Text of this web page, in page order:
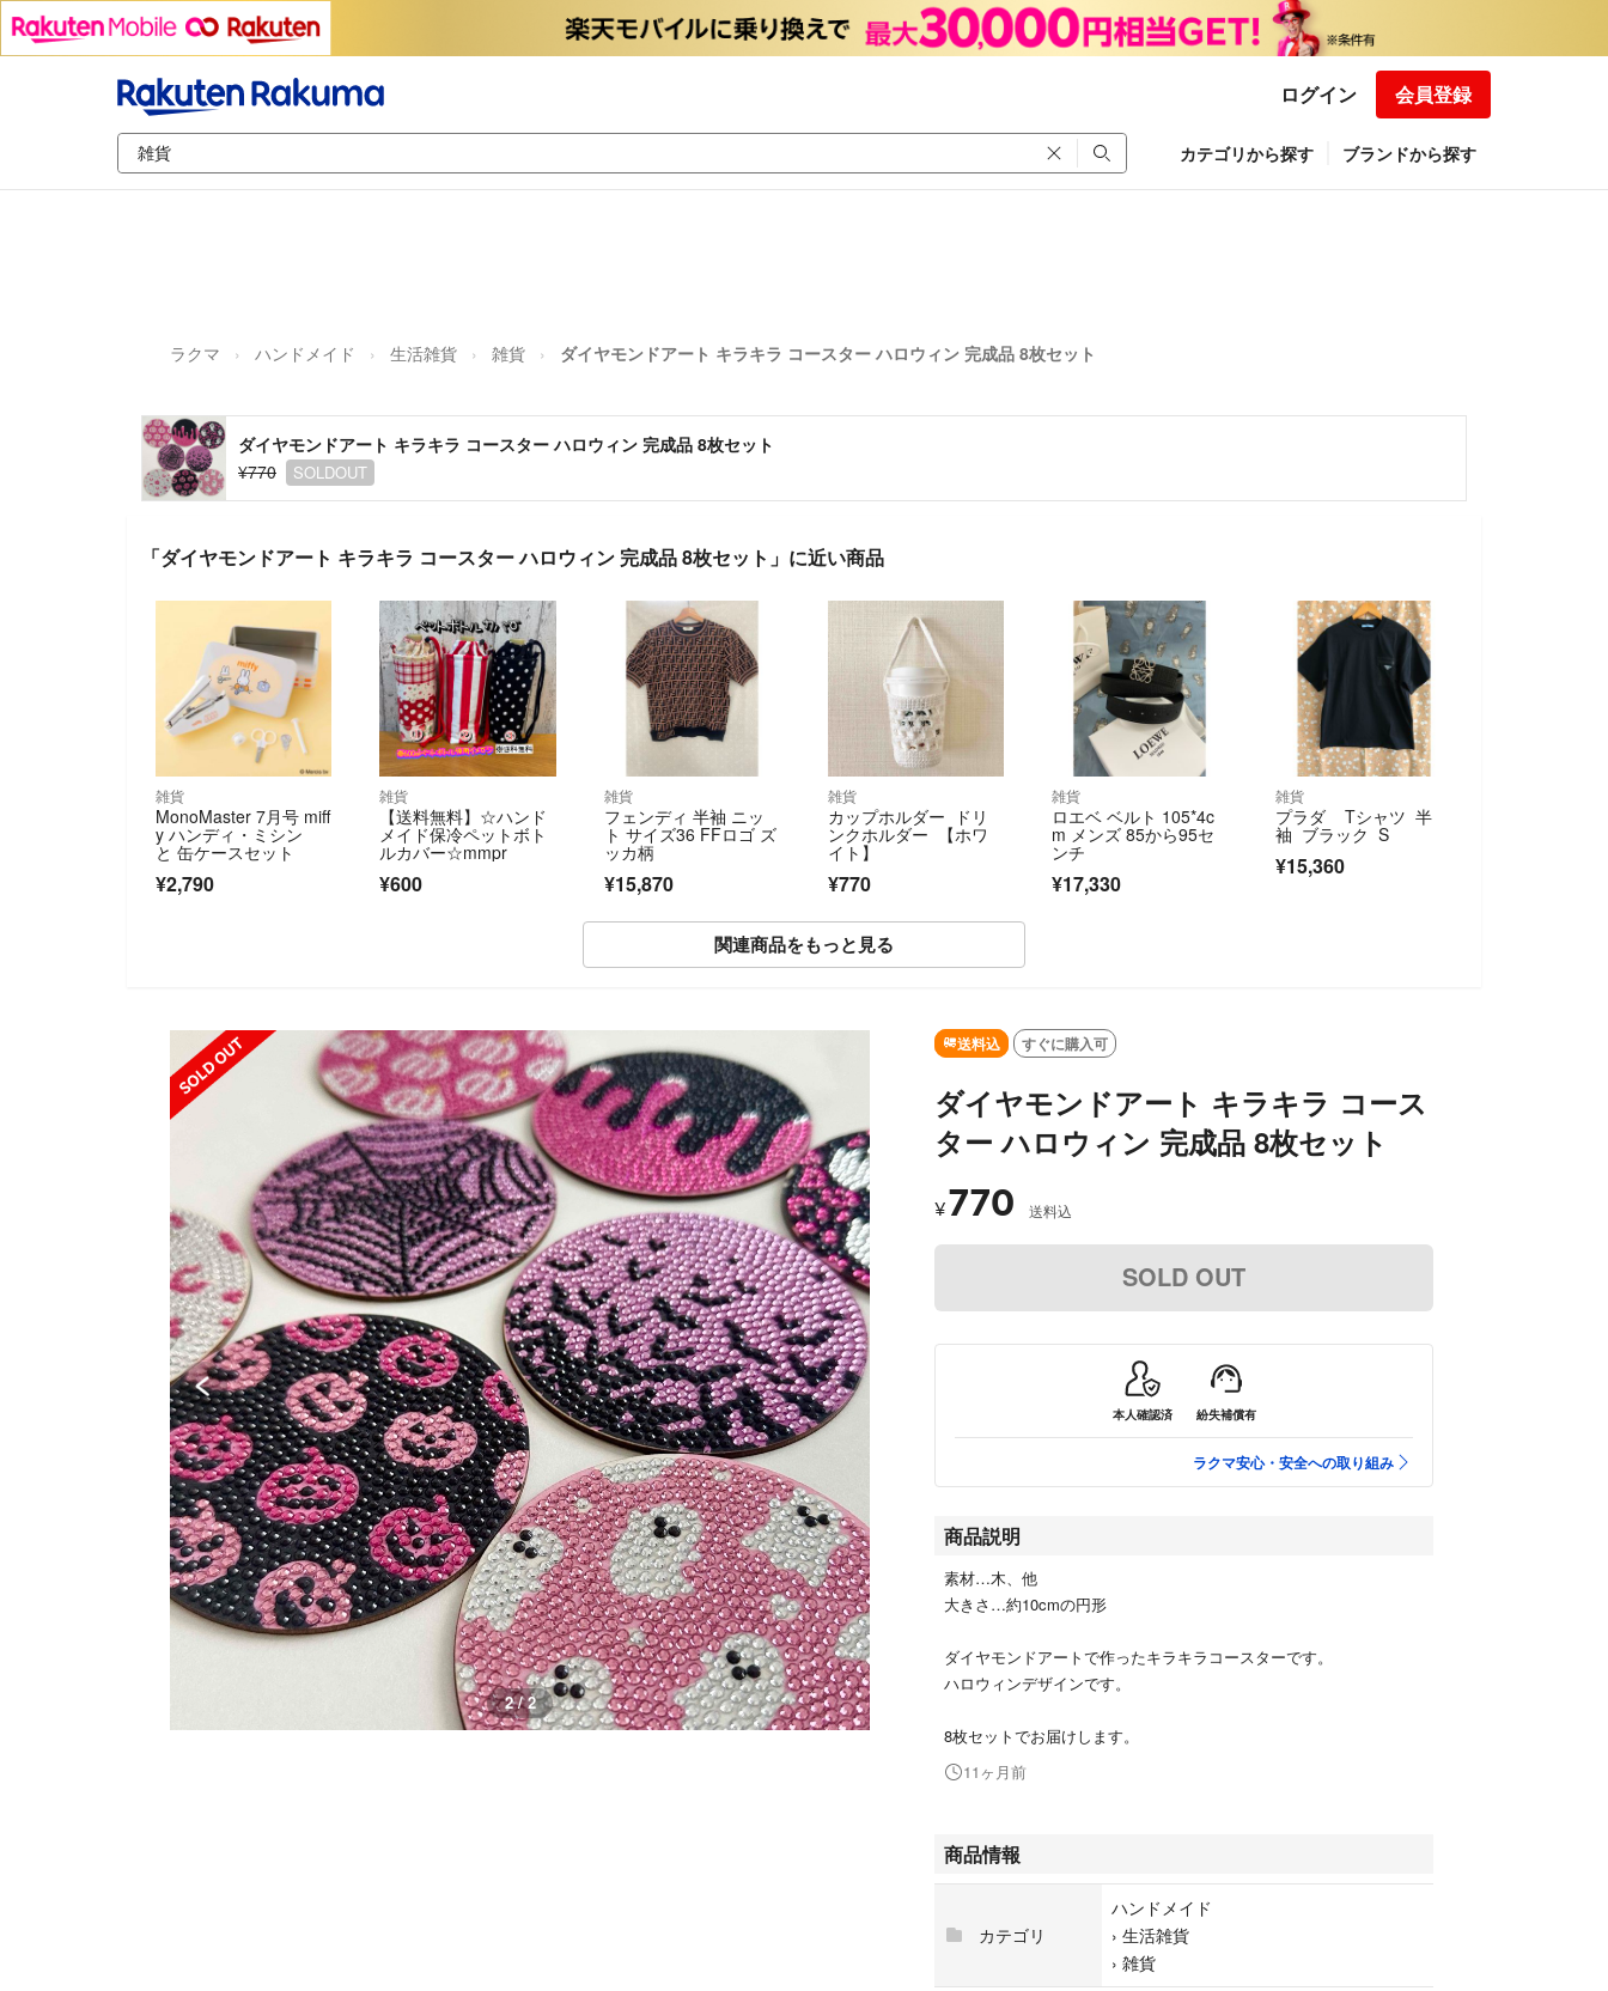
ログイン 会員登録
カテゴリから探す ブランドから探す
ラクマ ハンドメイド 生活雑貨 雑貨 ダイヤモンドアート キラキラ コースター ハロウィン 完成品 8枚セット
ダイヤモンドアート キラキラ コースター ハロウィン 完成品 8枚セット
¥770
SOLDOUT
「ダイヤモンドアート キラキラ コースター ハロウィン 完成品 8枚セット」に近い商品
雑貨
MonoMaster 7月号 miff
y ハンディ・ミシン
と 缶ケースセット
¥2,790
雑貨
【送料無料】☆ハンド
メイド保冷ペットボト
ルカバー☆mmpr
¥600
雑貨
フェンディ 半袖 ニッ
ト サイズ36 FFロゴ ズ
ッカ柄
¥15,870
雑貨
カップホルダー ドリ
ンクホルダー 【ホワ
イト】
¥770
雑貨
ロエベ ベルト 105*4c
m メンズ 85から95セ
ンチ
¥17,330
雑貨
プラダ Tシャツ 半
袖 ブラック S
¥15,360
関連商品をもっと見る
SOLD OUT SOLD OUT
1 / 2
送料込 すぐに購入可
ダイヤモンドアート キラキラ コース
ター ハロウィン 完成品 8枚セット
¥770 送料込
SOLD OUT
本人確認済 紛失補償有
ラクマ安心・安全への取り組み
商品説明
素材…木、他
大きさ…約10cmの円形
ダイヤモンドアートで作ったキラキラコースターです。
ハロウィンデザインです。
8枚セットでお届けします。
11ヶ月前
商品情報
カテゴリ
ハンドメイド
› 生活雑貨
› 雑貨